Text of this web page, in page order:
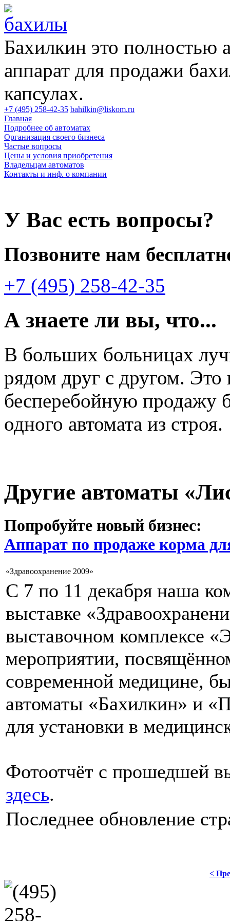
Бахилкин это полностью
аппарат для продажи
капсулах.
+7 (495) 258-42-35 bahilkin@liskom.ru
Главная
Подробнее об автоматах
Организация своего бизнеса
Частые вопросы
Цены и условия приобретения
Владельцам автоматов
Контакты и инф. о компании
У Вас есть вопросы?
Позвоните нам
+7 (495) 258-42-35
А знаете ли вы, что...
В больших больницах
рядом друг с другом. Это
бесперебойную продажу
одного автомата из строя.
Другие автоматы
Попробуйте новый бизнес:
Аппарат по продаже корма
«Здравоохранение 2009»
С 7 по 11 декабря наша
выставке
выставочном комплексе
мероприятии,
современной медицине,
автоматы «Бахилкин» и
для установки в
Фотоотчёт с прошедшей
здесь.
Последнее обновление
<